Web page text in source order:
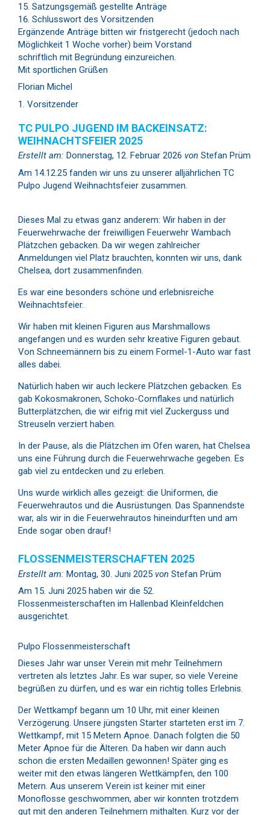
Satzungsgemäß gestellte Anträge
Schlusswort des Vorsitzenden
Ergänzende Anträge bitten wir fristgerecht (jedoch nach
Möglichkeit 1 Woche vorher) beim Vorstand
schriftlich mit Begründung einzureichen.
Mit sportlichen Grüßen
Florian Michel
Vorsitzender
TC PULPO JUGEND IM BACKEINSATZ:
WEIHNACHTSFEIER 2025
Erstellt am: Donnerstag, 12. Februar 2026 von Stefan Prüm
Am 14.12.25 fanden wir uns zu unserer alljährlichen TC
Pulpo Jugend Weihnachtsfeier zusammen.
Dieses Mal zu etwas ganz anderem: Wir haben in der
Feuerwehrwache der freiwilligen Feuerwehr Wambach
Plätzchen gebacken. Da wir wegen zahlreicher
Anmeldungen viel Platz brauchten, konnten wir uns, dank
Chelsea, dort zusammenfinden.
Es war eine besonders schöne und erlebnisreiche
Weihnachtsfeier.
Wir haben mit kleinen Figuren aus Marshmallows
angefangen und es wurden sehr kreative Figuren gebaut.
Von Schneemännern bis zu einem Formel-1-Auto war fast
alles dabei.
Natürlich haben wir auch leckere Plätzchen gebacken. Es
gab Kokosmakronen, Schoko-Cornflakes und natürlich
Butterplätzchen, die wir eifrig mit viel Zuckerguss und
Streuseln verziert haben.
In der Pause, als die Plätzchen im Ofen waren, hat Chelsea
uns eine Führung durch die Feuerwehrwache gegeben. Es
gab viel zu entdecken und zu erleben.
Uns wurde wirklich alles gezeigt: die Uniformen, die
Feuerwehrautos und die Ausrüstungen. Das Spannendste
war, als wir in die Feuerwehrautos hineindurften und am
Ende sogar oben drauf!
FLOSSENMEISTERSCHAFTEN 2025
Erstellt am: Montag, 30. Juni 2025 von Stefan Prüm
Am 15. Juni 2025 haben wir die 52.
Flossenmeisterschaften im Hallenbad Kleinfeldchen
ausgerichtet.
Pulpo Flossenmeisterschaft
Dieses Jahr war unser Verein mit mehr Teilnehmern
vertreten als letztes Jahr. Es war super, so viele Vereine
begrüßen zu dürfen, und es war ein richtig tolles Erlebnis.
Der Wettkampf begann um 10 Uhr, mit einer kleinen
Verzögerung. Unsere jüngsten Starter starteten erst im 7.
Wettkampf, mit 15 Metern Apnoe. Danach folgten die 50
Meter Apnoe für die Älteren. Da haben wir dann auch
schon die ersten Medaillen gewonnen! Später ging es
weiter mit den etwas längeren Wettkämpfen, den 100
Metern. Aus unserem Verein ist keiner mit einer
Monoflosse geschwommen, aber wir konnten trotzdem
gut mit den anderen Teilnehmern mithalten. Kurz vor der